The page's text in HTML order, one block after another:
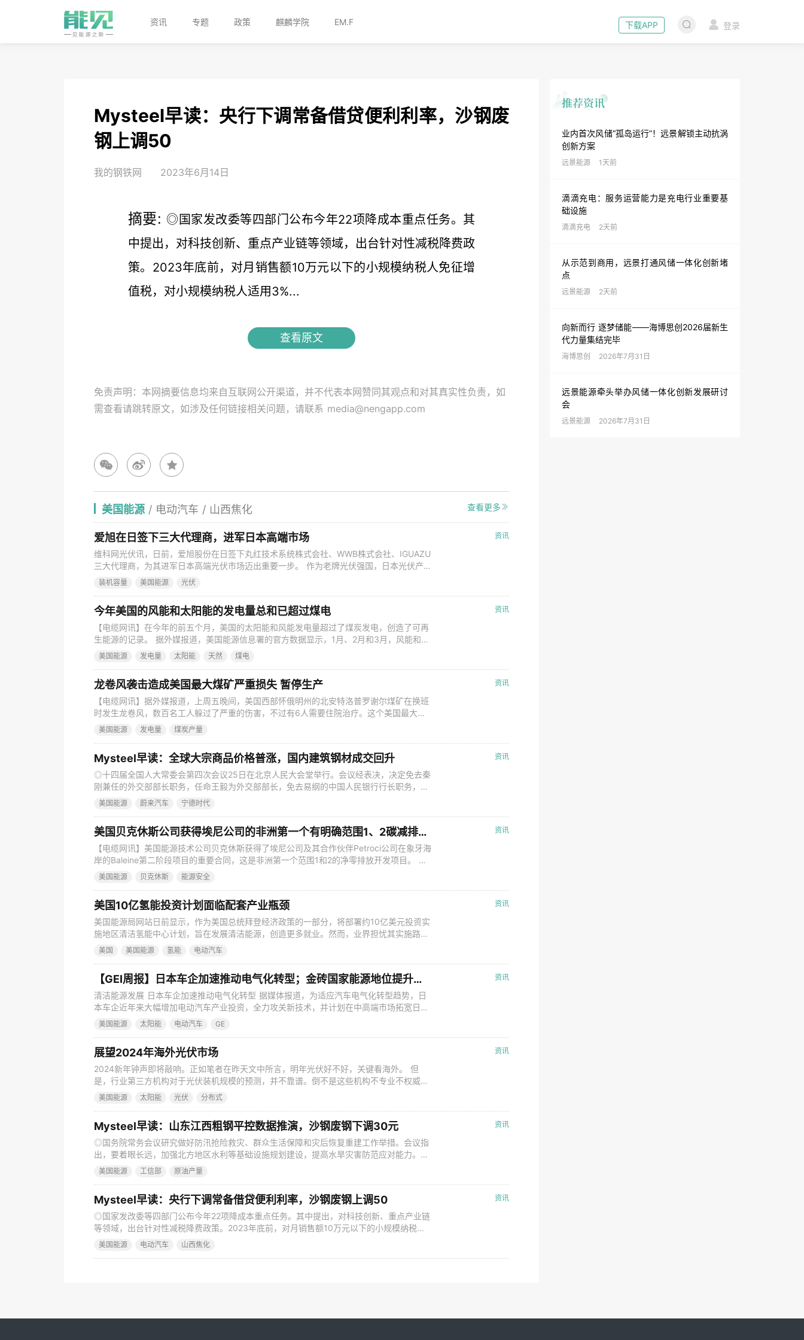
下载APP 登录
资讯 专题 政策 麒麟学院 EM.F
业内首次风储“孤岛运行”！远景解锁主动抗涡
创新方案
远景能源 1天前
滴滴充电：服务运营能力是充电行业重要基
础设施
滴滴充电 2天前
从示范到商用，远景打通风储一体化创新堵
点
远景能源 2天前
向新而行 逐梦储能——海博思创2026届新生
代力量集结完毕
海博思创 2026年7月31日
远景能源牵头举办风储一体化创新发展研讨
会
远景能源 2026年7月31日
Mysteel早读：央行下调常备借贷便利利率，沙钢废
钢上调50
我的钢铁网 2023年6月14日
摘要: ◎国家发改委等四部门公布今年22项降成本重点任务。其
中提出，对科技创新、重点产业链等领域，出台针对性减税降费政
策。2023年底前，对月销售额10万元以下的小规模纳税人免征增
值税，对小规模纳税人适用3%...
查看原文
免责声明：本网摘要信息均来自互联网公开渠道，并不代表本网赞同其观点和对其真实性负责，如
需查看请跳转原文，如涉及任何链接相关问题，请联系 media@nengapp.com
美国能源 / 电动汽车 / 山西焦化 查看更多
资讯
爱旭在日签下三大代理商，进军日本高端市场
维科网光伏讯，日前，爱旭股份在日签下丸红技术系统株式会社、WWB株式会社、IGUAZU
三大代理商，为其进军日本高端光伏市场迈出重要一步。 作为老牌光伏强国，日本光伏产
业一度领先全球，我们耳熟能详的松下、夏普等企业，都曾推出光伏组件产品，并在欧美市
装机容量 美国能源 光伏
资讯
今年美国的风能和太阳能的发电量总和已超过煤电
【电缆网讯】在今年的前五个月，美国的太阳能和风能发电量超过了煤炭发电，创造了可再
生能源的记录。 据外媒报道，美国能源信息署的官方数据显示，1月、2月和3月，风能和太
阳能的产量超过了煤炭，而初步数据显示，4月和5月也有同样趋势。 从数据上看，从1月到
美国能源 发电量 太阳能 天然 煤电
资讯
龙卷风袭击造成美国最大煤矿严重损失 暂停生产
【电缆网讯】据外媒报道，上周五晚间，美国西部怀俄明州的北安特洛普罗谢尔煤矿在换班
时发生龙卷风，数百名工人躲过了严重的伤害，不过有6人需要住院治疗。这个美国最大的
煤矿遭受了严重的破坏，暂时停止了生产作业。随着工作人员继续清理和修复设施，煤矿运
美国能源 发电量 煤炭产量
资讯
Mysteel早读：全球大宗商品价格普涨，国内建筑钢材成交回升
◎十四届全国人大常委会第四次会议25日在北京人民大会堂举行。会议经表决，决定免去秦
刚兼任的外交部部长职务，任命王毅为外交部部长，免去易纲的中国人民银行行长职务，任
命潘功胜为中国人民银行行长。国家主席习近平签署第8号主席令。赵乐际委员长主持会
美国能源 蔚来汽车 宁德时代
资讯
美国贝克休斯公司获得埃尼公司的非洲第一个有明确范围1、2碳减排目标的项目
【电缆网讯】美国能源技术公司贝克休斯获得了埃尼公司及其合作伙伴Petroci公司在象牙海
岸的Baleine第二阶段项目的重要合同，这是非洲第一个范围1和2的净零排放开发项目。 这
项合同包括8个深水树、3个Aptara歧管、相关的海底生产控制系统以及柔性立管和跳板，
美国能源 贝克休斯 能源安全
资讯
美国10亿氢能投资计划面临配套产业瓶颈
美国能源局网站日前显示，作为美国总统拜登经济政策的一部分，将部署约10亿美元投资实
施地区清洁氢能中心计划，旨在发展清洁能源，创造更多就业。然而，业界担忧其实施路径
可能困难重重。 美国近期已发布其首个国家氢能发展战略——《美国国家清洁氢战略和路
美国 美国能源 氢能 电动汽车
资讯
【GEI周报】日本车企加速推动电气化转型；金砖国家能源地位提升；COP29将关注气候金融……
清洁能源发展 日本车企加速推动电气化转型 据媒体报道，为适应汽车电气化转型趋势，日
本车企近年来大幅增加电动汽车产业投资，全力攻关新技术，并计划在中高端市场拓宽日本
电动车产品市场规模。其中，日本汽车制造商日产宣布将牵头向其英国森德兰工厂投资20亿
美国能源 太阳能 电动汽车 GE
资讯
展望2024年海外光伏市场
2024新年钟声即将敲响。正如笔者在昨天文中所言，明年光伏好不好，关键看海外。 但
是，行业第三方机构对于光伏装机规模的预测，并不靠谱。倒不是这些机构不专业不权威，
而是光伏是一个拥有高增长潜力、低渗透率的新兴行业，如果运用常规的方法和逻辑，很容
美国能源 太阳能 光伏 分布式
资讯
Mysteel早读：山东江西粗钢平控数据推演，沙钢废钢下调30元
◎国务院常务会议研究做好防汛抢险救灾、群众生活保障和灾后恢复重建工作举措。会议指
出，要着眼长远，加强北方地区水利等基础设施规划建设，提高水旱灾害防范应对能力。各
相关部门要进一步加大支持力度，迅速拨付各类救灾资金，能预拨的提前预拨，提早进行补
偿救助。 ◎央行营业管理部召开下半年工作会议，要求持续释放LPR改革效能，推动降低企
美国能源 工信部 原油产量
资讯
Mysteel早读：央行下调常备借贷便利利率，沙钢废钢上调50
◎国家发改委等四部门公布今年22项降成本重点任务。其中提出，对科技创新、重点产业链
等领域，出台针对性减税降费政策。2023年底前，对月销售额10万元以下的小规模纳税人
免征增值税，对小规模纳税人适用3%征收率的应税销售收入减按1%征收增值税。延续实施
美国能源 电动汽车 山西焦化